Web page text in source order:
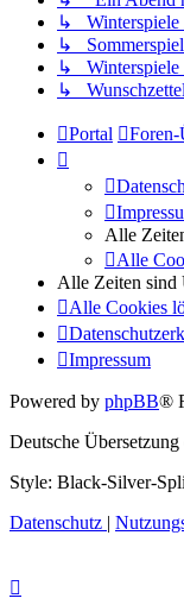
↳ Winterspiele
↳
↳ Winterspiele
↳
Portal Foren-
Alle
Alle
Alle Zeiten sind
Alle Cookies
Impressum
Powered by phpBB®
Deutsche
Style: Black-Silver-
Datenschutz |